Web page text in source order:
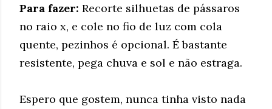
Para fazer: Recorte silhuetas de pássaros
no raio x, e cole no fio de luz com cola
quente, pezinhos é opcional. É bastante
resistente, pega chuva e sol e não estraga.
Espero que gostem, nunca tinha visto nada